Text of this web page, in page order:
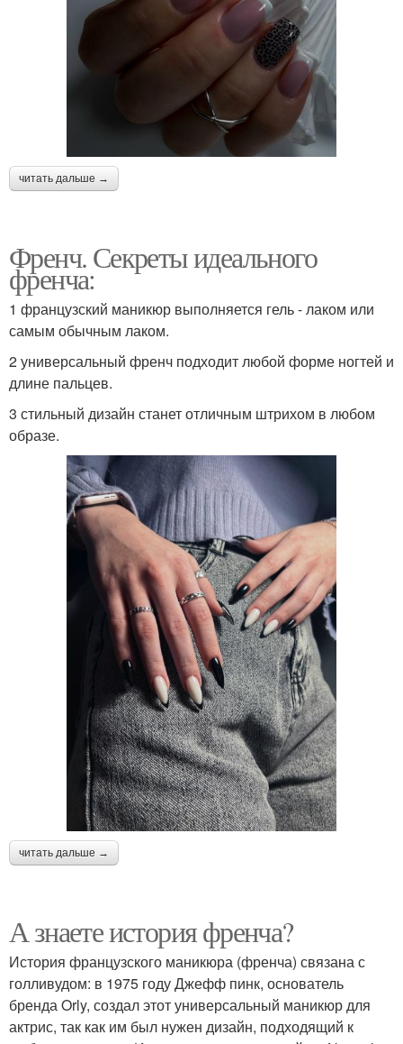
читать дальше →
Френч. Секреты идеального
френча:
1 французский маникюр выполняется гель - лаком или
самым обычным лаком.
2 универсальный френч подходит любой форме ногтей и
длине пальцев.
3 стильный дизайн станет отличным штрихом в любом
образе.
читать дальше →
А знаете история френча?
История французского маникюра (френча) связана с
голливудом: в 1975 году Джефф пинк, основатель
бренда Orly, создал этот универсальный маникюр для
актрис, так как им был нужен дизайн, подходящий к